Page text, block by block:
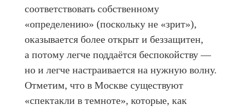
соответствовать собственному
«определению» (поскольку не «зрит»),
оказывается более открыт и беззащитен,
а потому легче поддаётся беспокойству —
но и легче настраивается на нужную волну.
Отметим, что в Москве существуют
«спектакли в темноте», которые, как